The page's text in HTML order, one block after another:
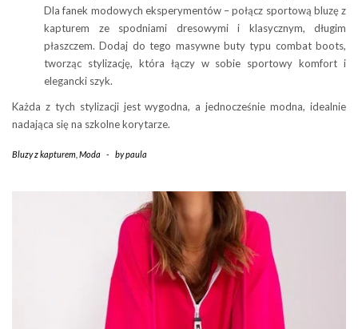
Dla fanek modowych eksperymentów – połącz sportową bluzę z
kapturem ze spodniami dresowymi i klasycznym, długim
płaszczem. Dodaj do tego masywne buty typu combat boots,
tworząc stylizację, która łączy w sobie sportowy komfort i
elegancki szyk.
Każda z tych stylizacji jest wygodna, a jednocześnie modna, idealnie
nadająca się na szkolne korytarze.
Bluzy z kapturem Moda - bypaula